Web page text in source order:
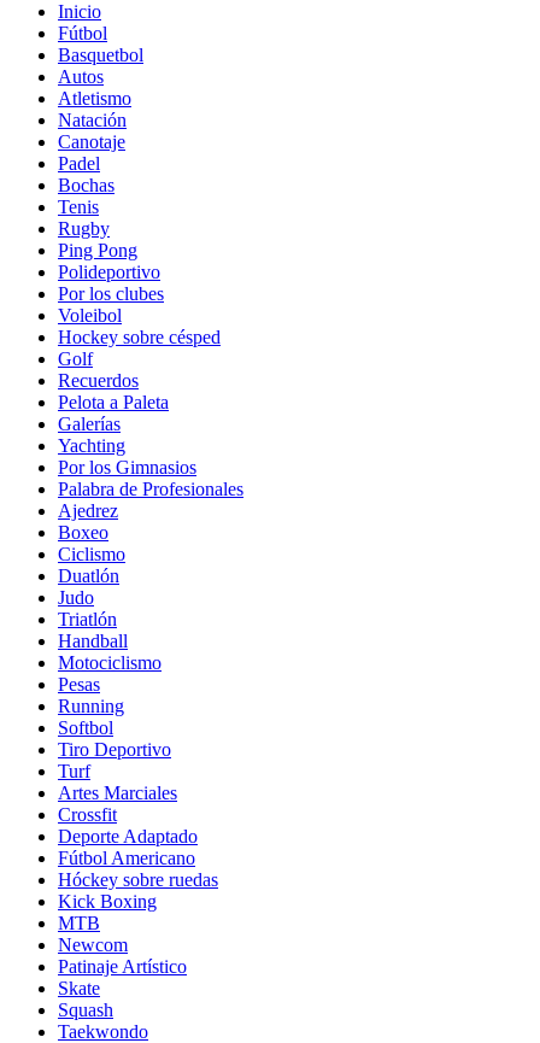
Inicio
Fútbol
Basquetbol
Autos
Atletismo
Natación
Canotaje
Padel
Bochas
Tenis
Rugby
Ping Pong
Polideportivo
Por los clubes
Voleibol
Hockey sobre césped
Golf
Recuerdos
Pelota a Paleta
Galerías
Yachting
Por los Gimnasios
Palabra de Profesionales
Ajedrez
Boxeo
Ciclismo
Duatlón
Judo
Triatlón
Handball
Motociclismo
Pesas
Running
Softbol
Tiro Deportivo
Turf
Artes Marciales
Crossfit
Deporte Adaptado
Fútbol Americano
Hóckey sobre ruedas
Kick Boxing
MTB
Newcom
Patinaje Artístico
Skate
Squash
Taekwondo